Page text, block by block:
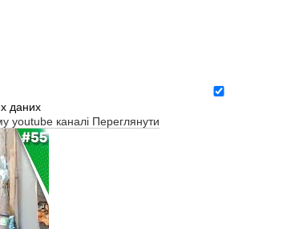
даних
youtube каналі Переглянути